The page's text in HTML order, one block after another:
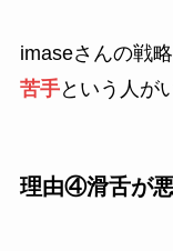
imaseさんの戦
苦手という人が
理由④滑舌が